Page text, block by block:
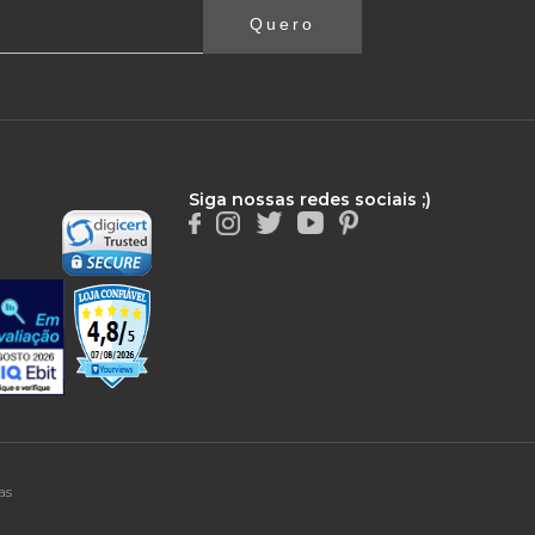
Quero
Siga nossas redes sociais ;)